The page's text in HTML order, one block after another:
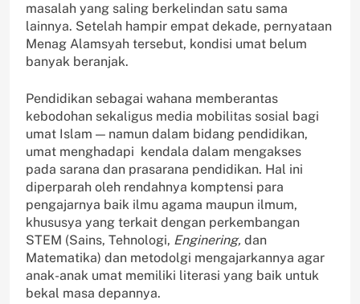
masalah yang saling berkelindan satu sama
lainnya. Setelah hampir empat dekade, pernyataan
Menag Alamsyah tersebut, kondisi umat belum
banyak beranjak.
Pendidikan sebagai wahana memberantas
kebodohan sekaligus media mobilitas sosial bagi
umat Islam — namun dalam bidang pendidikan,
umat menghadapi kendala dalam mengakses
pada sarana dan prasarana pendidikan. Hal ini
diperparah oleh rendahnya komptensi para
pengajarnya baik ilmu agama maupun ilmum,
khususya yang terkait dengan perkembangan
STEM (Sains, Tehnologi, Enginering, dan
Matematika) dan metodolgi mengajarkannya agar
anak-anak umat memiliki literasi yang baik untuk
bekal masa depannya.